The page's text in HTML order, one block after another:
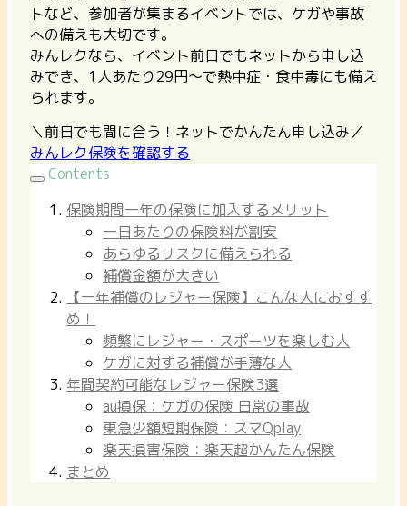
トなど、参加者が集まるイベントでは、ケガや事故
への備えも大切です。
みんレクなら、イベント前日でもネットから申し込
みでき、1人あたり29円〜で熱中症・食中毒にも備え
られます。
＼前日でも間に合う！ネットでかんたん申し込み／
みんレク保険を確認する
Contents
保険期間一年の保険に加入するメリット
一日あたりの保険料が割安
あらゆるリスクに備えられる
補償金額が大きい
【一年補償のレジャー保険】こんな人におすす
め！
頻繁にレジャー・スポーツを楽しむ人
ケガに対する補償が手薄な人
年間契約可能なレジャー保険3選
au損保：ケガの保険 日常の事故
東急少額短期保険：スマQplay
楽天損害保険：楽天超かんたん保険
まとめ